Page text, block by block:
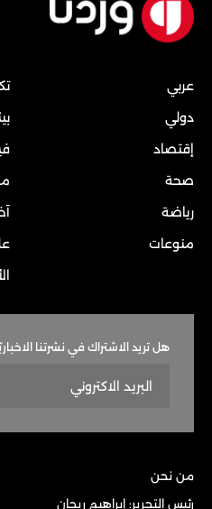
عربي
دولي
إقتصاد
صحة
رياضة
منوعات
هل تريد الاشتراك في نشرتنا
من نحن
رئيس التحرير: إبراهيم ريحان